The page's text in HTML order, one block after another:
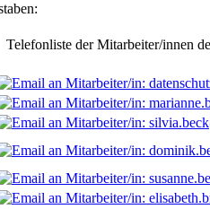
Telefonliste der Mitarbeiter/innen